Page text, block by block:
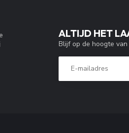
ALTIJD HET
Blijf op de hoogte